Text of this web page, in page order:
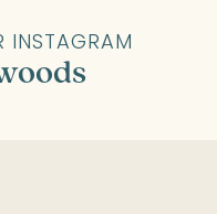
INSTAGRAM